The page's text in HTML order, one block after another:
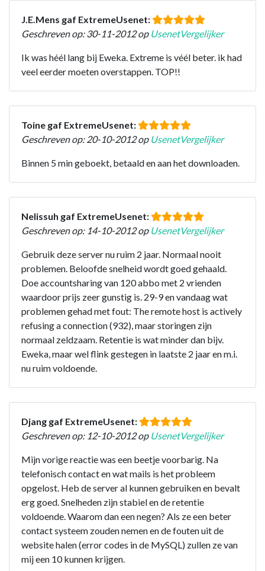
J.E.Mens gaf ExtremeUsenet:
Geschreven op: 30-11-2012 op UsenetVergelijker
Ik was héél lang bij Eweka. Extreme is véél beter. ik had
veel eerder moeten overstappen. TOP!!
Toine gaf ExtremeUsenet:
Geschreven op: 20-10-2012 op UsenetVergelijker
Binnen 5 min geboekt, betaald en aan het downloaden.
Nelissuh gaf ExtremeUsenet:
Geschreven op: 14-10-2012 op UsenetVergelijker
Gebruik deze server nu ruim 2 jaar. Normaal nooit
problemen. Beloofde snelheid wordt goed gehaald.
Doe accountsharing van 120 abbo met 2 vrienden
waardoor prijs zeer gunstig is. 29-9 en vandaag wat
problemen gehad met fout: The remote host is actively
refusing a connection (932), maar storingen zijn
normaal zeldzaam. Retentie is wat minder dan bijv.
Eweka, maar wel flink gestegen in laatste 2 jaar en m.i.
nu ruim voldoende.
Djang gaf ExtremeUsenet:
Geschreven op: 12-10-2012 op UsenetVergelijker
Mijn vorige reactie was een beetje voorbarig. Na
telefonisch contact en wat mails is het probleem
opgelost. Heb de server al kunnen gebruiken en bevalt
erg goed. Snelheden zijn stabiel en de retentie
voldoende. Waarom dan een negen? Als ze een beter
contact systeem zouden nemen en de fouten uit de
website halen (error codes in de MySQL) zullen ze van
mij een 10 kunnen krijgen.